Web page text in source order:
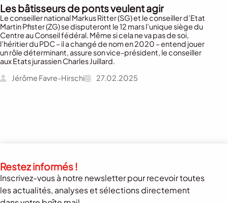
Les bâtisseurs de ponts veulent agir
Le conseiller national Markus Ritter (SG) et le conseiller d’Etat
Martin Pfister (ZG) se disputeront le 12 mars l’unique siège du
Centre au Conseil fédéral. Même si cela ne va pas de soi,
l’héritier du PDC – il a changé de nom en 2020 – entend jouer
un rôle déterminant, assure son vice-président, le conseiller
aux Etats jurassien Charles Juillard.
Jérôme Favre-Hirschi
27.02.2025
Restez informés !
Inscrivez-vous à notre newsletter pour recevoir toutes
les actualités, analyses et sélections directement